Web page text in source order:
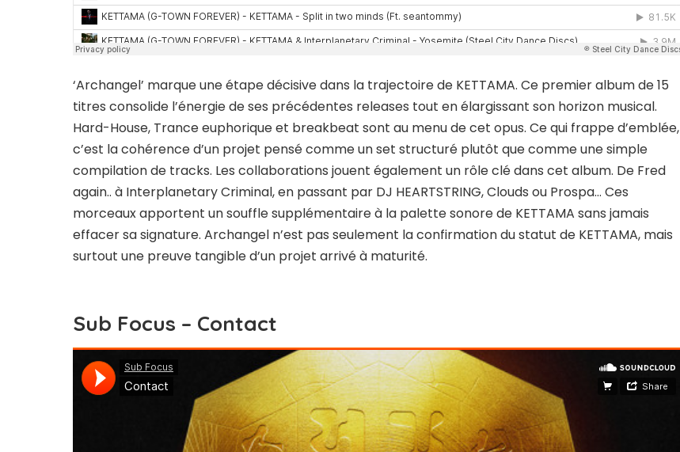
‘Archangel’ marque une étape décisive dans la trajectoire de KETTAMA. Ce premier album de 15
titres consolide l’énergie de ses précédentes releases tout en élargissant son horizon musical.
Hard-House, Trance euphorique et breakbeat sont au menu de cet opus. Ce qui frappe d’emblée,
c’est la cohérence d’un projet pensé comme un set structuré plutôt que comme une simple
compilation de tracks. Les collaborations jouent également un rôle clé dans cet album. De Fred
again.. à Interplanetary Criminal, en passant par DJ HEARTSTRING, Clouds ou Prospa… Ces
morceaux apportent un souffle supplémentaire à la palette sonore de KETTAMA sans jamais
effacer sa signature. Archangel n’est pas seulement la confirmation du statut de KETTAMA, mais
surtout une preuve tangible d’un projet arrivé à maturité.
Sub Focus – Contact